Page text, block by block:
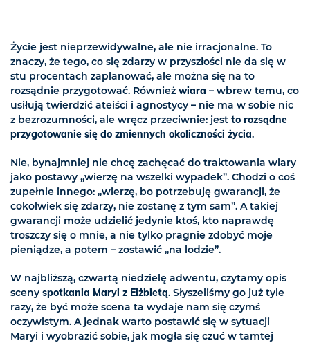
Życie jest nieprzewidywalne, ale nie irracjonalne. To
znaczy, że tego, co się zdarzy w przyszłości nie da się w
stu procentach zaplanować, ale można się na to
rozsądnie przygotować. Również wiara – wbrew temu, co
usiłują twierdzić ateiści i agnostycy – nie ma w sobie nic
z bezrozumności, ale wręcz przeciwnie: jest to rozsądne
przygotowanie się do zmiennych okoliczności życia.
Nie, bynajmniej nie chcę zachęcać do traktowania wiary
jako postawy „wierzę na wszelki wypadek”. Chodzi o coś
zupełnie innego: „wierzę, bo potrzebuję gwarancji, że
cokolwiek się zdarzy, nie zostanę z tym sam”. A takiej
gwarancji może udzielić jedynie ktoś, kto naprawdę
troszczy się o mnie, a nie tylko pragnie zdobyć moje
pieniądze, a potem – zostawić „na lodzie”.
W najbliższą, czwartą niedzielę adwentu, czytamy opis
sceny spotkania Maryi z Elżbietą. Słyszeliśmy go już tyle
razy, że być może scena ta wydaje nam się czymś
oczywistym. A jednak warto postawić się w sytuacji
Maryi i wyobrazić sobie, jak mogła się czuć w tamtej